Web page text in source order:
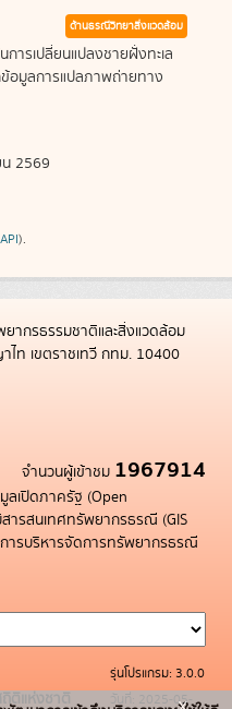
ด้านธรณีวิทยาสิ่งแวดล้อม
ารเปลี่ยนแปลงชายฝั่งทะเล
อมูลการแปลภาพถ่ายทาง
2569
).
ากรธรรมชาติและสิ่งแวดล้อม
ท เขตราชเทวี กทม. 10400
จำนวนผู้เข้าชม 1967914
ลเปิดภาครัฐ (Open
ารสนเทศทรัพยากรธรณี (GIS
ารบริหารจัดการทรัพยากรธรณี
ถิติแห่งชาติ
รุ่นโปรแกรม: 3.0.0
วันที่: 2025-05-